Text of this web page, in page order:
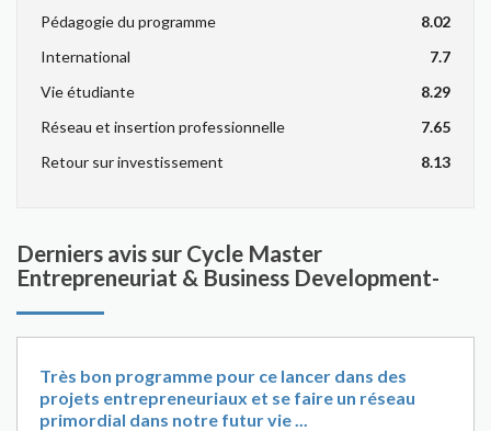
Pédagogie du programme
8.02
International
7.7
Vie étudiante
8.29
Réseau et insertion professionnelle
7.65
Retour sur investissement
8.13
Derniers avis sur Cycle Master
Entrepreneuriat & Business Development-
Très bon programme pour ce lancer dans des
projets entrepreneuriaux et se faire un réseau
primordial dans notre futur vie ...